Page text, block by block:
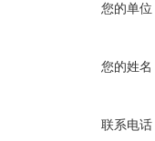
您的单位
您的姓名
联系电话